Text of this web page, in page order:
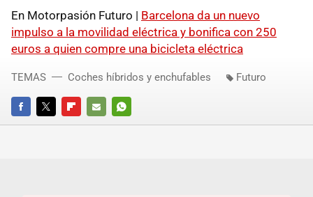
En Motorpasión Futuro | Barcelona da un nuevo
impulso a la movilidad eléctrica y bonifica con 250
euros a quien compre una bicicleta eléctrica
FACEBOOKTWITTERFLIPBOARD
E-
WHATSAPP
TEMAS Coches híbridos y enchufables Futuro